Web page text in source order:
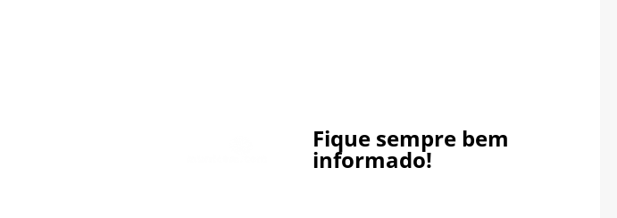
Fique sempre bem
informado!